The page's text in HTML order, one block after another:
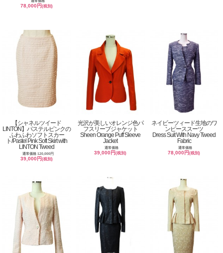
通常価格
78,000円(税別)
【シャネルツイード
LINTON】パステルピンクの
ふわふわソフトスカー
ト/Pastel Pink Soft Skirt with
LINTON Tweed
通常価格 120,000円
39,000円(税別)
光沢が美しいオレンジ色パ
フスリーブジャケット
Sheen Orange Puff Sleeve
Jacket
通常価格
39,000円(税別)
ネイビーツィード生地のワ
ンピーススーツ
Dress Suit With Navy Tweed
Fabric
通常価格
78,000円(税別)